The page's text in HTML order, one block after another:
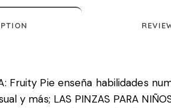
Fruity Pie enseña habilidades
y más; LAS PINZAS PARA